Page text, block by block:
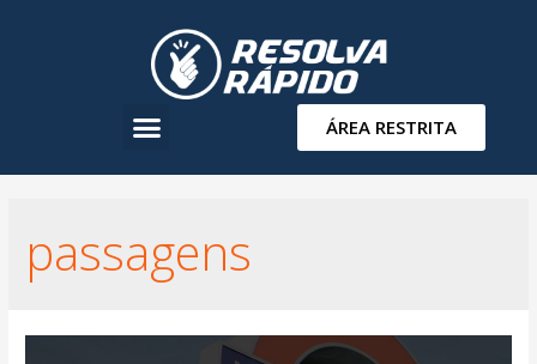
ÁREA RESTRITA
passagens